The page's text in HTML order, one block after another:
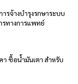
รจ้างบำรุงรกษาระบบ
รทางการแพทย์
ซื้อน้ำมันเตา สำหรับ